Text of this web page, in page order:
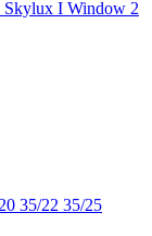
Skylux I Window 2
35/22 35/25